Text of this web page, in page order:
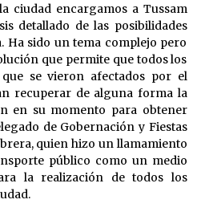
casero de marihuana deja sin luz dos
familias en Sevilla
de 2022
Abril de Sevilla será un 25% más
crisis mundial
de 2022
ciudad encargamos a Tussam
detallado de las posibilidades
Ha sido un tema complejo pero
que permite que todos los
se vieron afectados por el
recuperar de alguna forma la
en su momento para obtener
de Gobernación y Fiestas
quien hizo un llamamiento
público como un medio
la realización de todos los